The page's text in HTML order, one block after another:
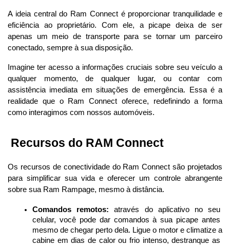
A ideia central do Ram Connect é proporcionar tranquilidade e
eficiência ao proprietário. Com ele, a picape deixa de ser
apenas um meio de transporte para se tornar um parceiro
conectado, sempre à sua disposição.
Imagine ter acesso a informações cruciais sobre seu veículo a
qualquer momento, de qualquer lugar, ou contar com
assistência imediata em situações de emergência. Essa é a
realidade que o Ram Connect oferece, redefinindo a forma
como interagimos com nossos automóveis.
Recursos do RAM Connect
Os recursos de conectividade do Ram Connect são projetados
para simplificar sua vida e oferecer um controle abrangente
sobre sua Ram Rampage, mesmo à distância.
Comandos remotos: através do aplicativo no seu
celular, você pode dar comandos à sua picape antes
mesmo de chegar perto dela. Ligue o motor e climatize a
cabine em dias de calor ou frio intenso, destranque as